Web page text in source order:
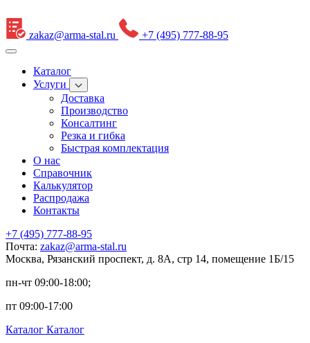
zakaz@arma-stal.ru +7 (495) 777-88-95
Каталог
Услуги
Доставка
Производство
Консалтинг
Резка и гибка
Быстрая комплектация
О нас
Справочник
Калькулятор
Распродажа
Контакты
+7 (495) 777-88-95
Почта: zakaz@arma-stal.ru
Москва, Рязанский проспект, д. 8А, стр 14, помещение 1Б/15
пн-чт 09:00-18:00;
пт 09:00-17:00
Каталог Каталог